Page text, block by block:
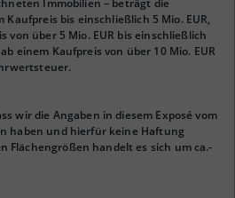
Immobilien – beträgt die
Kaufpreis bis einschließlich 5 Mio. EUR,
von über 5 Mio. EUR bis einschließlich
einem Kaufpreis von über 10 Mio. EUR
wir die Angaben in diesem Exposé vom
haben und hierfür keine Haftung
Flächengrößen handelt es sich um ca.-